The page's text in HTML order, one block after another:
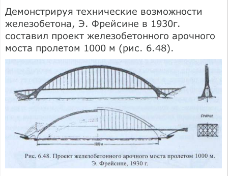
Демонстрируя технические возможности
железобетона, Э. Фрейсине в 1930г.
составил проект железобетонного арочного
моста пролетом 1000 м (рис. 6.48).